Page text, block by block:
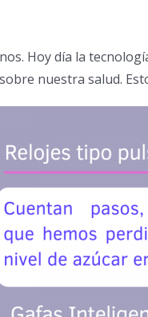
Hoy día la
nuestra salud.